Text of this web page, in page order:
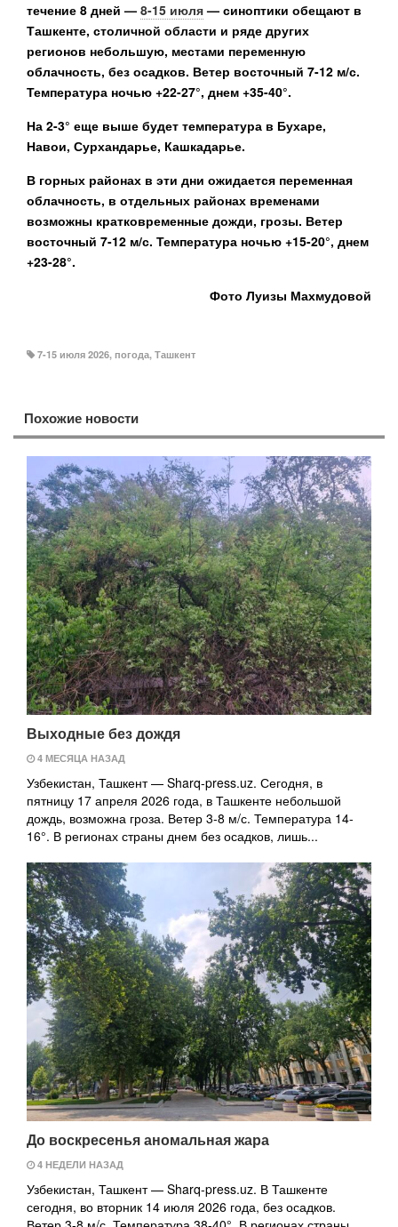
течение 8 дней— 8-15 июля— синоптики обещают в
Ташкенте, столичной области и ряде других
регионов небольшую, местами переменную
облачность, без осадков. Ветер восточный 7-12 м/с.
Температура ночью +22-27°, днем +35-40°.
На 2-3° еще выше будет температура в Бухаре,
Навои, Сурхандарье, Кашкадарье.
В горных районах в эти дни ожидается переменная
облачность, в отдельных районах временами
возможны кратковременные дожди, грозы. Ветер
восточный 7-12 м/с. Температура ночью +15-20°, днем
+23-28°.
Фото Луизы Махмудовой
7-15 июля 2026, погода, Ташкент
Похожие новости
Выходные без дождя
4 МЕСЯЦА НАЗАД
Узбекистан, Ташкент — Sharq-press.uz. Сегодня, в
пятницу 17 апреля 2026 года, в Ташкенте небольшой
дождь, возможна гроза. Ветер 3-8 м/с. Температура 14-
16°. В регионах страны днем без осадков, лишь...
До воскресенья аномальная жара
4 НЕДЕЛИ НАЗАД
Узбекистан, Ташкент — Sharq-press.uz. В Ташкенте
сегодня, во вторник 14 июля 2026 года, без осадков.